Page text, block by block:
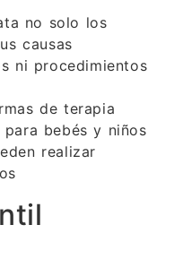
no solo los
causas
ni procedimientos
de terapia
para bebés y niños
realizar